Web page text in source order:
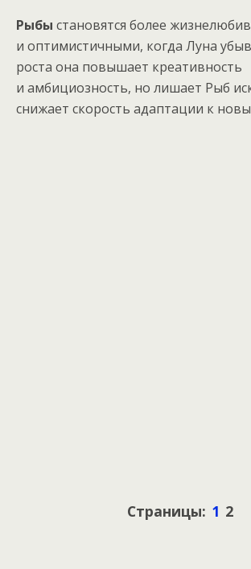
Рыбы становятся более
и оптимистичными, когда Луна
роста она повышает креативность
и амбициозность, но лишает Рыб
снижает скорость адаптации к
Страницы: 1 2